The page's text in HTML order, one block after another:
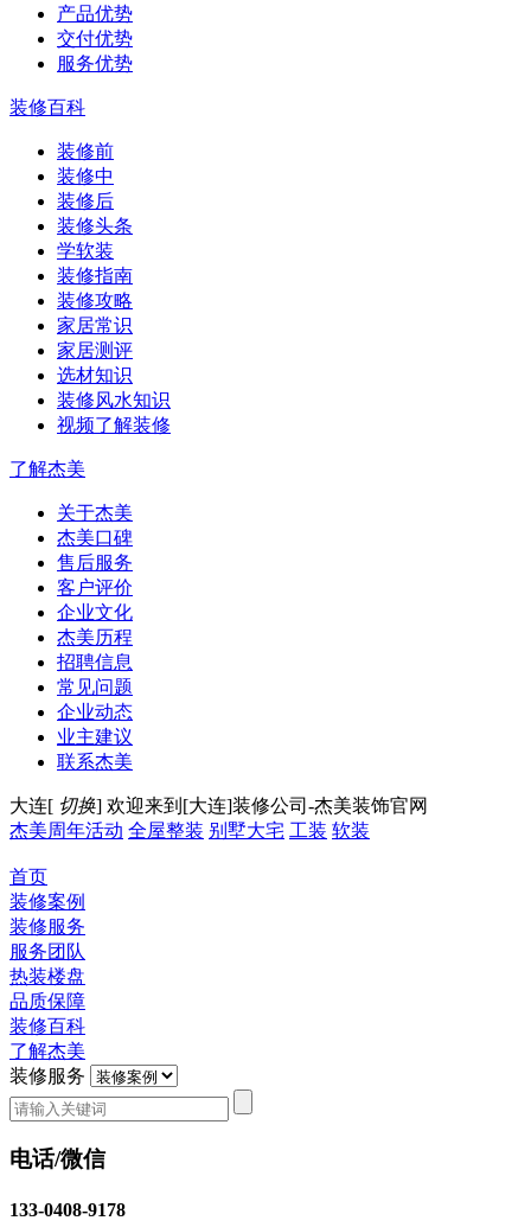
产品优势
交付优势
服务优势
装修百科
装修前
装修中
装修后
装修头条
学软装
装修指南
装修攻略
家居常识
家居测评
选材知识
装修风水知识
视频了解装修
了解杰美
关于杰美
杰美口碑
售后服务
客户评价
企业文化
杰美历程
招聘信息
常见问题
企业动态
业主建议
联系杰美
大连[ 切换] 欢迎来到[大连]装修公司-杰美装饰官网
杰美周年活动 全屋整装 别墅大宅 工装 软装
首页
装修案例
装修服务
服务团队
热装楼盘
品质保障
装修百科
了解杰美
装修服务
电话/微信
133-0408-9178